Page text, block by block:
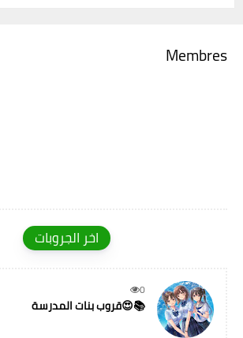
Membres
اخر الجروبات
0
قروب بنات المدرسة😍📚